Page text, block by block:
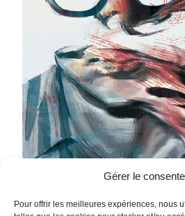
Gérer le
Pour offrir les meilleures expériences, nous